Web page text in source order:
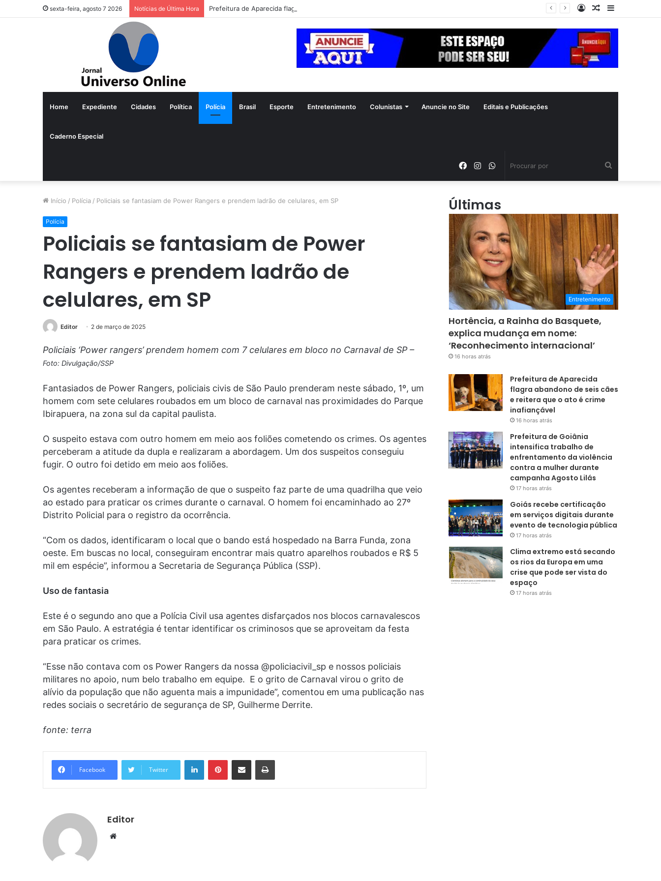
sexta-feira, agosto 7 2026 Notícias de Última Hora Prefeitura de Aparecida flagra abandono de seis cães e reitera que o ato é crime inafiançável
Barra
Artigo
Entrar
Home Expediente Cidades Política Polícia Brasil Esporte Entretenimento Colunistas Anuncie no Site Editais e Publicações
Caderno Especial
WhatsApp
Instagram
Facebook
Início / Polícia / Policiais se fantasiam de Power Rangers e prendem ladrão de celulares, em SP
Polícia
Policiais se fantasiam de Power
Rangers e prendem ladrão de
celulares, em SP
Editor 2 de março de 2025
Policiais ‘Power rangers’ prendem homem com 7 celulares em bloco no Carnaval de SP –
Foto: Divulgação/SSP
Fantasiados de Power Rangers, policiais civis de São Paulo prenderam neste sábado, 1º, um
homem com sete celulares roubados em um bloco de carnaval nas proximidades do Parque
Ibirapuera, na zona sul da capital paulista.
O suspeito estava com outro homem em meio aos foliões cometendo os crimes. Os agentes
perceberam a atitude da dupla e realizaram a abordagem. Um dos suspeitos conseguiu
fugir. O outro foi detido em meio aos foliões.
Os agentes receberam a informação de que o suspeito faz parte de uma quadrilha que veio
ao estado para praticar os crimes durante o carnaval. O homem foi encaminhado ao 27º
Distrito Policial para o registro da ocorrência.
“Com os dados, identificaram o local que o bando está hospedado na Barra Funda, zona
oeste. Em buscas no local, conseguiram encontrar mais quatro aparelhos roubados e R$ 5
mil em espécie”, informou a Secretaria de Segurança Pública (SSP).
Uso de fantasia
Este é o segundo ano que a Polícia Civil usa agentes disfarçados nos blocos carnavalescos
em São Paulo. A estratégia é tentar identificar os criminosos que se aproveitam da festa
para praticar os crimes.
“Esse não contava com os Power Rangers da nossa @policiacivil_sp e nossos policiais
militares no apoio, num belo trabalho em equipe. E o grito de Carnaval virou o grito de
alívio da população que não aguenta mais a impunidade”, comentou em uma publicação nas
redes sociais o secretário de segurança de SP, Guilherme Derrite.
fonte: terra
Facebook Twitter
LinkedinPinterestCompartilhar via e-mail Imprimir
Editor
Website
Últimas
Entretenimento
Hortência, a Rainha do Basquete,
explica mudança em nome:
‘Reconhecimento internacional’
16 horas atrás
Prefeitura de Aparecida
flagra abandono de seis cães
e reitera que o ato é crime
inafiançável
16 horas atrás
Prefeitura de Goiânia
intensifica trabalho de
enfrentamento da violência
contra a mulher durante
campanha Agosto Lilás
17 horas atrás
Goiás recebe certificação
em serviços digitais durante
evento de tecnologia pública
17 horas atrás
Clima extremo está secando
os rios da Europa em uma
crise que pode ser vista do
espaço
17 horas atrás